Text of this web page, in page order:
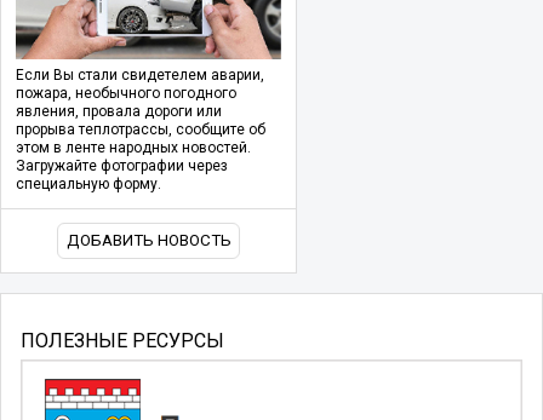
Если Вы стали свидетелем аварии,
пожара, необычного погодного
явления, провала дороги или
прорыва теплотрассы, сообщите об
этом в ленте народных новостей.
Загружайте фотографии через
специальную форму.
ДОБАВИТЬ НОВОСТЬ
ПОЛЕЗНЫЕ РЕСУРСЫ